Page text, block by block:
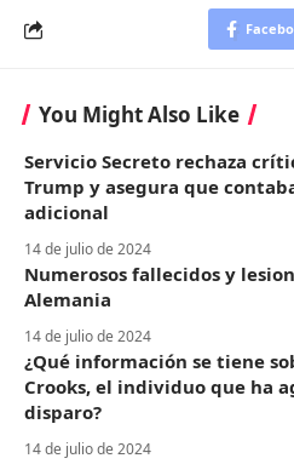
You Might Also Like
Servicio Secreto rechaza
Trump y asegura que
adicional
14 de julio de 2024
Numerosos fallecidos y
Alemania
14 de julio de 2024
¿Qué información se tiene
Crooks, el individuo que ha
disparo?
14 de julio de 2024